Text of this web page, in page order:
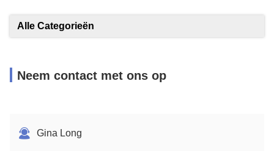
Alle Categorieën
Neem contact met ons op
Gina Long